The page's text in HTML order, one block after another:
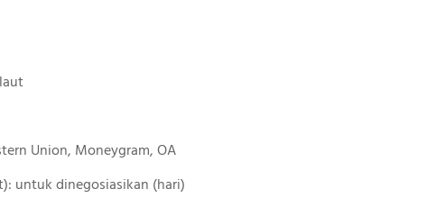
Union, Moneygram, OA
untuk dinegosiasikan (hari)